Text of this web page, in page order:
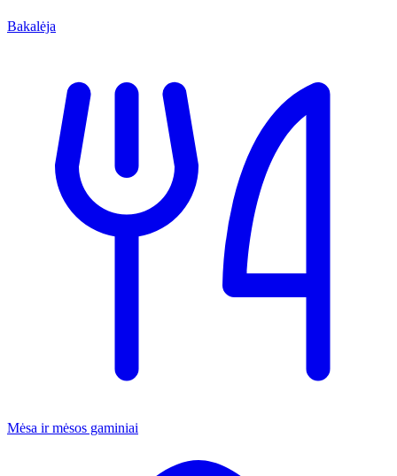
Bakalėja
Mėsa ir mėsos gaminiai